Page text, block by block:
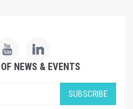
NEWS & EVENTS
SUBSCRIBE